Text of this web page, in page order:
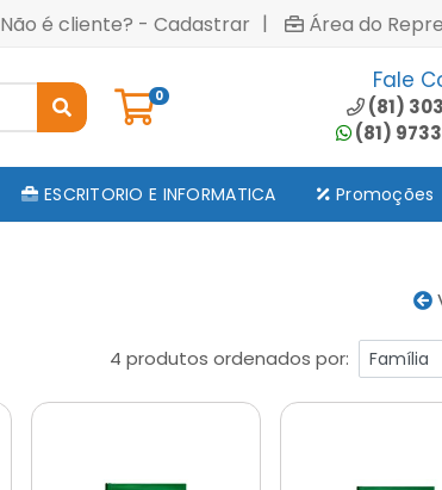
Não é cliente? - Cadastrar | Área do
0
Fale
(81)
(81)
ESCRITORIO E INFORMATICA Promoções
4 produtos ordenados por: